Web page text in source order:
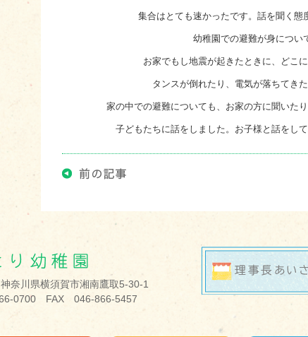
集合はとても速かったです。話を聞く態
幼稚園での避難が身につい
お家でもし地震が起きたときに、どこ
タンスが倒れたり、電気が落ちてき
家の中での避難についても、お家の方に聞いた
子どもたちに話をしました。お子様と話をし
奈川県横須賀市湘南鷹取5-30-1
0700 FAX 046-866-5457